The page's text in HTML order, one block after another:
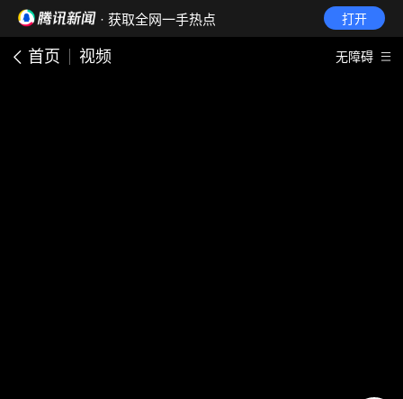
· 获取全网一手热点 打开
首页 视频 无障碍